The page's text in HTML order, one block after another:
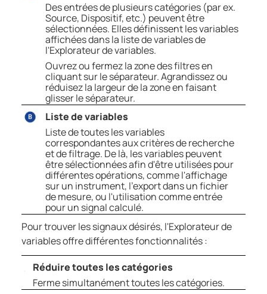
Des entrées de plusieurs catégories (par ex.
Source, Dispositif, etc.) peuvent être
sélectionnées. Elles définissent les variables
affichées dans la liste de variables de
l'Explorateur de variables.
Ouvrez ou fermez la zone des filtres en
cliquant sur le séparateur. Agrandissez ou
réduisez la largeur de la zone en faisant
glisser le séparateur.
Liste de variables
Liste de toutes les variables
correspondantes aux critères de recherche
et de filtrage. De là, les variables peuvent
être sélectionnées afin d'être utilisées pour
différentes opérations, comme l'affichage
sur un instrument, l'export dans un fichier
de mesure, ou l'utilisation comme entrée
pour un signal calculé.
Pour trouver les signaux désirés, l'Explorateur de
variables offre différentes fonctionnalités :
Réduire toutes les catégories
Ferme simultanément toutes les catégories.